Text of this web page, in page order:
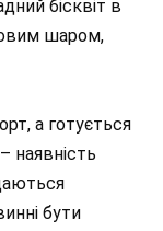
бісквіт в
шаром,
а готується
наявність
бути